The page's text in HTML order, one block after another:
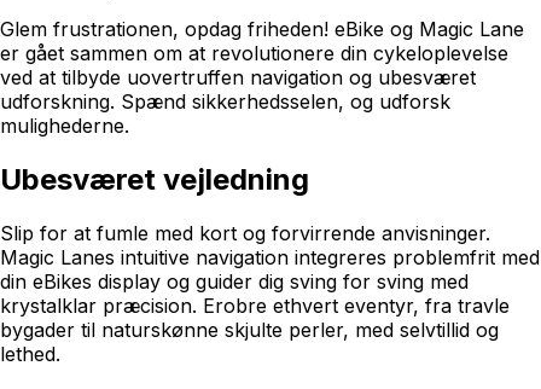
Glem frustrationen, opdag friheden! eBike og Magic Lane
er gået sammen om at revolutionere din cykeloplevelse
ved at tilbyde uovertruffen navigation og ubesværet
udforskning. Spænd sikkerhedsselen, og udforsk
mulighederne.
Ubesværet vejledning
Slip for at fumle med kort og forvirrende anvisninger.
Magic Lanes intuitive navigation integreres problemfrit med
din eBikes display og guider dig sving for sving med
krystalklar præcision. Erobre ethvert eventyr, fra travle
bygader til naturskønne skjulte perler, med selvtillid og
lethed.